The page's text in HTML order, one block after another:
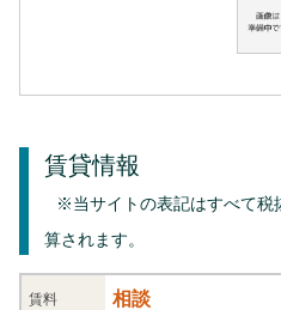
賃貸情報
※当サイトの表記はすべて税
算されます。
賃料 相談